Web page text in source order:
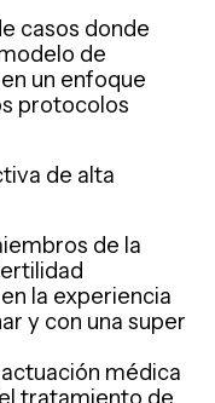
casos donde
de
un enfoque
protocolos
de alta
de la
la experiencia
y con una super
médica